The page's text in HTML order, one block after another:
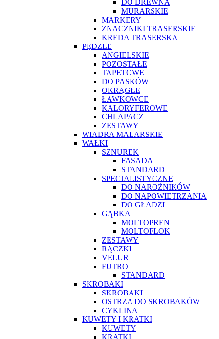
DO DREWNA
MURARSKIE
MARKERY
ZNACZNIKI TRASERSKIE
KREDA TRASERSKA
PĘDZLE
ANGIELSKIE
POZOSTAŁE
TAPETOWE
DO PASKÓW
OKRĄGŁE
ŁAWKOWCE
KALORYFEROWE
CHLAPACZ
ZESTAWY
WIADRA MALARSKIE
WAŁKI
SZNUREK
FASADA
STANDARD
SPECJALISTYCZNE
DO NAROŻNIKÓW
DO NAPOWIETRZANIA
DO GŁADZI
GĄBKA
MOLTOPREN
MOLTOFLOK
ZESTAWY
RĄCZKI
VELUR
FUTRO
STANDARD
SKROBAKI
SKROBAKI
OSTRZA DO SKROBAKÓW
CYKLINA
KUWETY I KRATKI
KUWETY
KRATKI